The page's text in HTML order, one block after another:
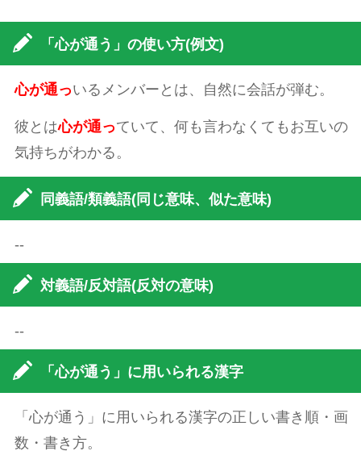
「心が通う」の使い方(例文)
心が通っいるメンバーとは、自然に会話が弾む。
彼とは心が通っていて、何も言わなくてもお互いの
気持ちがわかる。
同義語/類義語(同じ意味、似た意味)
--
対義語/反対語(反対の意味)
--
「心が通う」に用いられる漢字
「心が通う」に用いられる漢字の正しい書き順・画
数・書き方。